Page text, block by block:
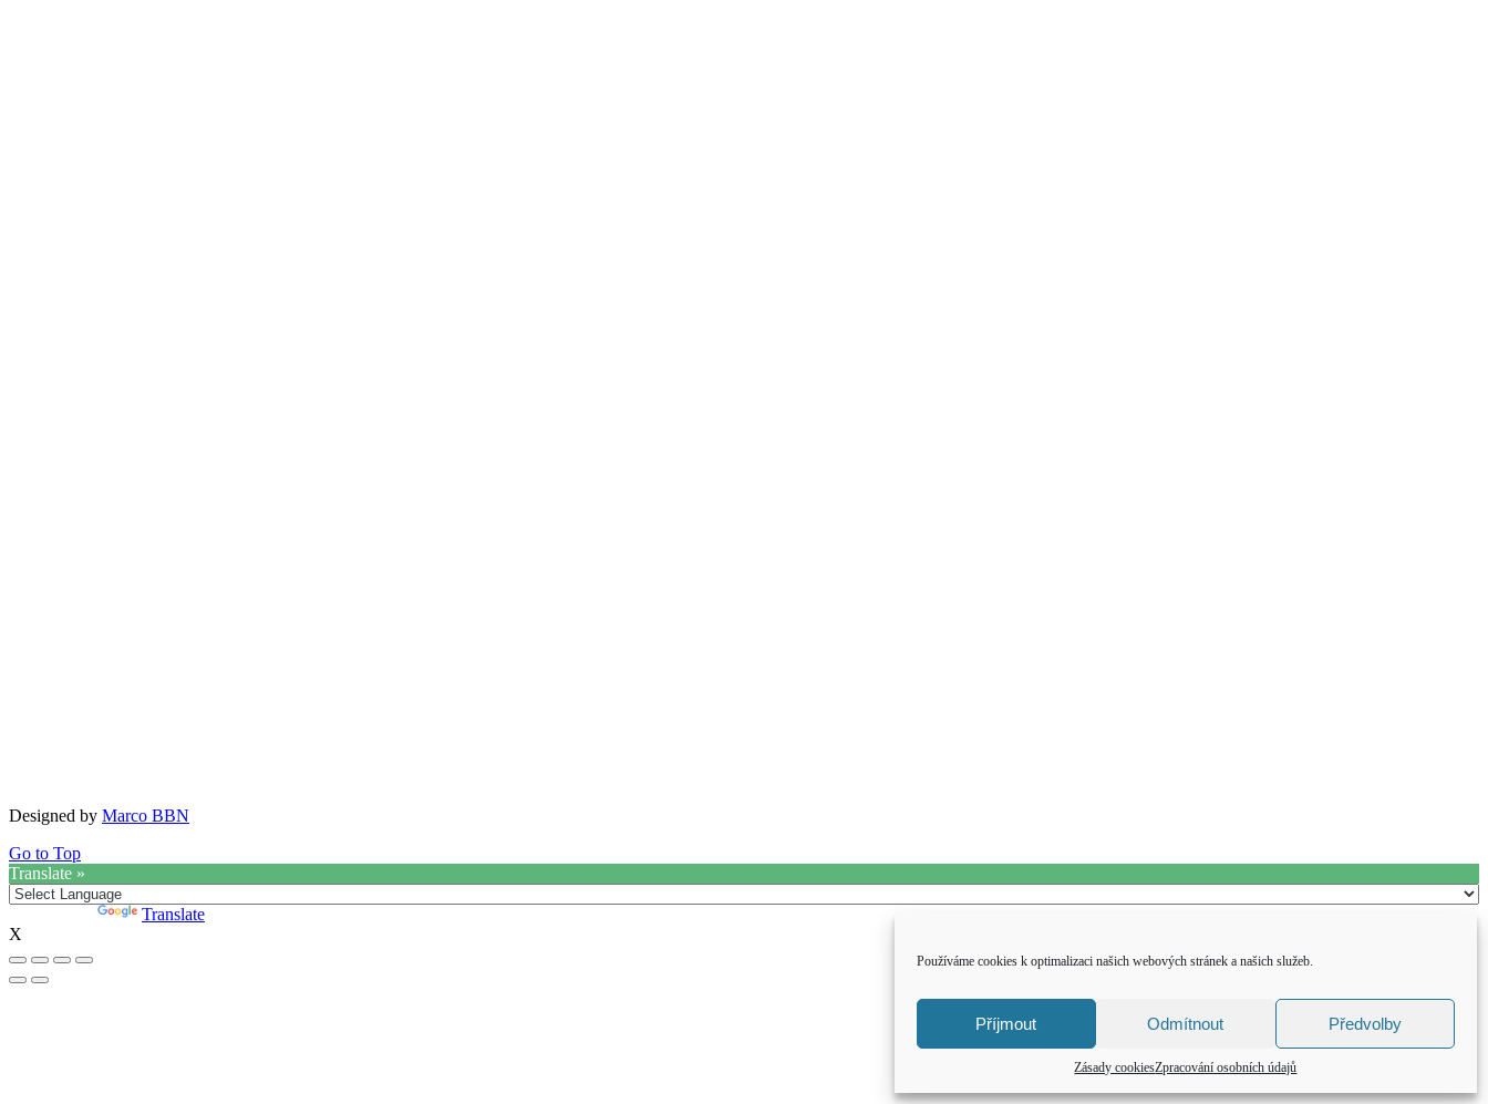
Používáme cookies k optimalizaci našich webových stránek a našich služeb.
Příjmout Odmítnout Předvolby
Zásady cookiesZpracování osobních údajů
Designed by Marco BBN
Go to Top
Translate »
Translate
X